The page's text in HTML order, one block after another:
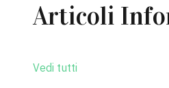
Articoli
Vedi tutti